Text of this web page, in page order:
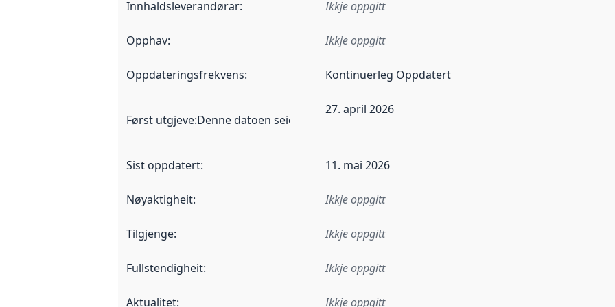
Innhaldsleverandørar: Ikkje oppgitt
Opphav: Ikkje oppgitt
Oppdateringsfrekvens: Kontinuerleg Oppdatert
Først utgjeve:Denne datoen seier når dataa i dette datasettet først blei utgitt. Det kan ha
27. april 2026
Sist oppdatert: 11. mai 2026
Nøyaktigheit: Ikkje oppgitt
Tilgjenge: Ikkje oppgitt
Fullstendigheit: Ikkje oppgitt
Aktualitet: Ikkje oppgitt